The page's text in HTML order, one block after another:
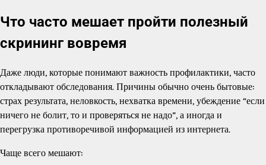
Что часто мешает пройти полезный
скрининг вовремя
Даже люди, которые понимают важность профилактики, часто
откладывают обследования. Причины обычно очень бытовые:
страх результата, неловкость, нехватка времени, убеждение “если
ничего не болит, то и проверяться не надо”, а иногда и
перегрузка противоречивой информацией из интернета.
Чаще всего мешают: